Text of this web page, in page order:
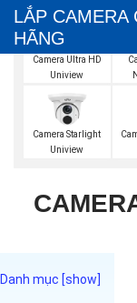
LẮP CAMERA
HÃNG
Camera Ultra HD
Uniview
Camera Starlight
Uniview